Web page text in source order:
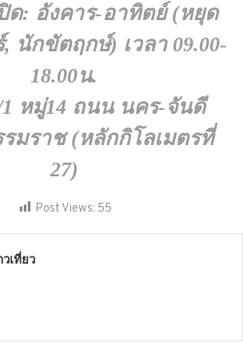
ด: อังคาร-อาทิตย์ (หยุด
นักขัตฤกษ์) เวลา 09.00-
18.00น.
1 หมู่14 ถนน นคร-จันดี
มราช (หลักกิโลเมตรที่
27)
Post Views: 55
เที่ยว